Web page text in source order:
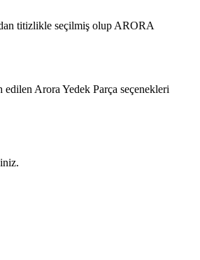
titizlikle seçilmiş olup ARORA
edilen Arora Yedek Parça seçenekleri